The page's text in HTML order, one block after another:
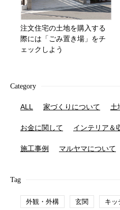
注文住宅の土地を購入する
際には「ごみ置き場」をチ
ェックしよう
Category
ALL 家づくりについて 土
お金に関して インテリア＆
施工事例 マルヤマについて
Tag
外観・外構 玄関 キッ